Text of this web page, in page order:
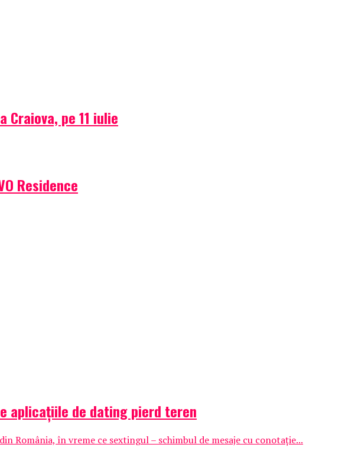
pe 11 iulie
Residence
aplicațiile de dating pierd teren
în vreme ce sextingul – schimbul de mesaje cu conotație...